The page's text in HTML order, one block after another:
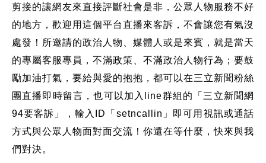
剪接的讓網友來直接評斷社會是非，公眾人物服務不好
的地方，歡迎用這個平台直播來客訴，不會讓您有氣沒
處發！所邀請的政治人物、媒體人或是來賓，就是當天
的專屬客服專員，不滿政策、不滿政治人物行為；要鼓
勵加油打氣，要給與愛的抱抱，都可以在三立新聞粉絲
團直播即時留言，也可以加入line群組的「三立新聞網
94要客訴」，輸入ID「setncallin」即可用視訊或通話
方式與公眾人物面對面交流！你還在等什麼，快來與我
們對決。